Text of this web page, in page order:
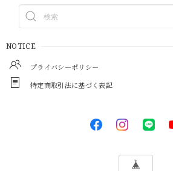
NOTICE
プライバシーポリシー
特定商取引法に基づく表記